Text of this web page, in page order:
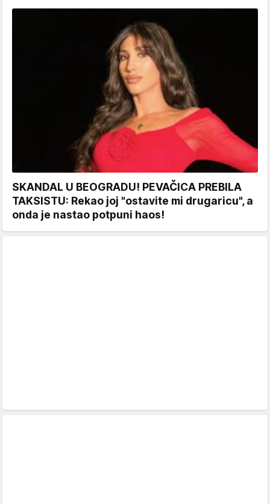
SKANDAL U BEOGRADU! PEVAČICA PREBILA
TAKSISTU: Rekao joj "ostavite mi drugaricu", a
onda je nastao potpuni haos!